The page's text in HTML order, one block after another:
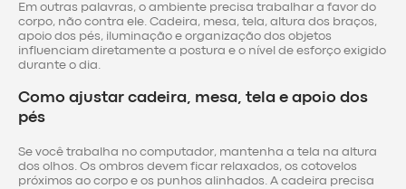
Em outras palavras, o ambiente precisa trabalhar a favor do
corpo, não contra ele. Cadeira, mesa, tela, altura dos braços,
apoio dos pés, iluminação e organização dos objetos
influenciam diretamente a postura e o nível de esforço exigido
durante o dia.
Como ajustar cadeira, mesa, tela e apoio dos
pés
Se você trabalha no computador, mantenha a tela na altura
dos olhos. Os ombros devem ficar relaxados, os cotovelos
próximos ao corpo e os punhos alinhados. A cadeira precisa